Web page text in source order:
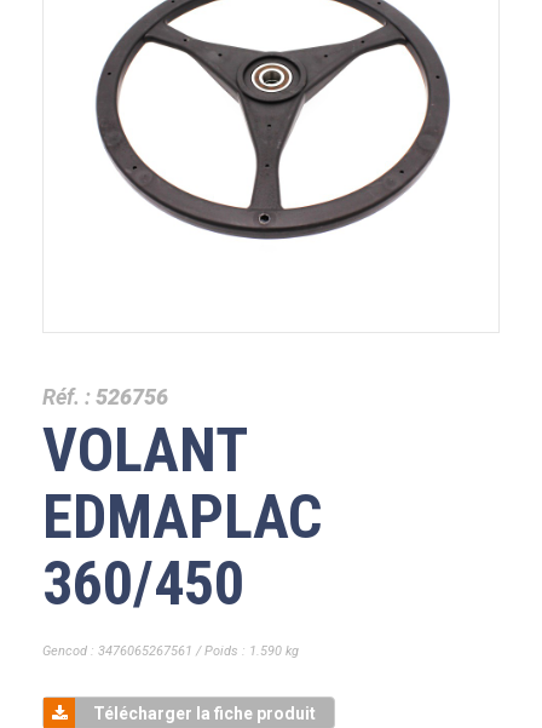
Réf. :526756
VOLANT
EDMAPLAC
360/450
Gencod : 3476065267561 / Poids : 1.590 kg
Télécharger la fiche produit